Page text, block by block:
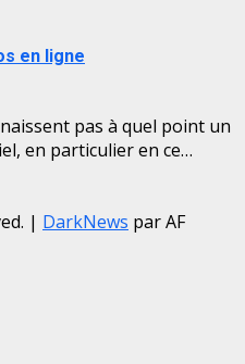
en ligne
pas à quel point un
en particulier en ce…
| DarkNews par AF